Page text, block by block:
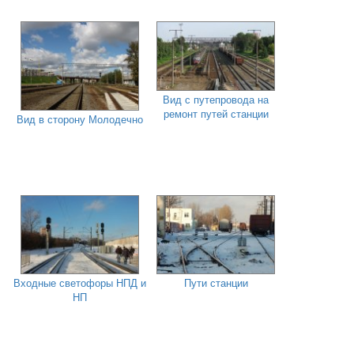
Вид в сторону Молодечно
Вид с путепровода на
ремонт путей станции
Входные светофоры НПД и
НП
Пути станции